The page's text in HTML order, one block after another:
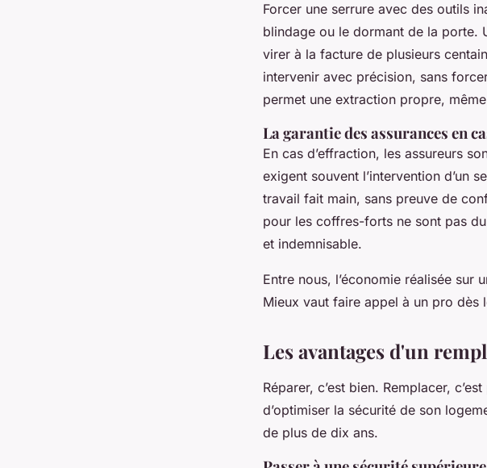
Forcer une serrure avec des outils
blindage ou le dormant de la porte.
virer à la facture de plusieurs
intervenir avec précision, sans
permet une extraction propre, même
La garantie des assurances en
En cas d’effraction, les assureurs
exigent souvent l’intervention d’un
travail fait main, sans preuve de
pour les coffres-forts ne sont pas
et indemnisable.
Entre nous, l’économie réalisée sur
Mieux vaut faire appel à un pro dès
Les avantages d'un
Réparer, c’est bien. Remplacer,
d’optimiser la sécurité de son
de plus de dix ans.